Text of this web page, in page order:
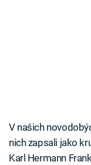
V našich
nich zapsali jako
Karl Hermann